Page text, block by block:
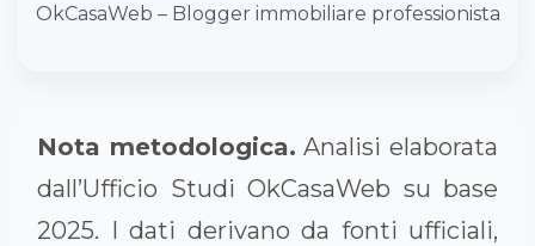
OkCasaWeb – Blogger immobiliare professionista
Nota metodologica. Analisi elaborata
dall’Ufficio Studi OkCasaWeb su base
2025. I dati derivano da fonti ufficiali,